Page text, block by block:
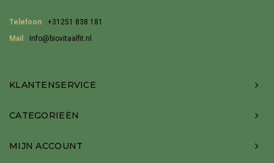
Telefoon
+31251 838 181
Mail
Info@biovitaalfit.nl
KLANTENSERVICE
CATEGORIEËN
MIJN ACCOUNT